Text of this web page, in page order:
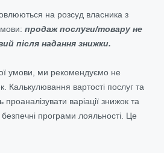
на розсуд власника з
продаж послуги/товару не
після надання знижки.
умови, ми рекомендуємо не
Калькулювання вартості послуг та
варіації знижок та
програми лояльності. Це